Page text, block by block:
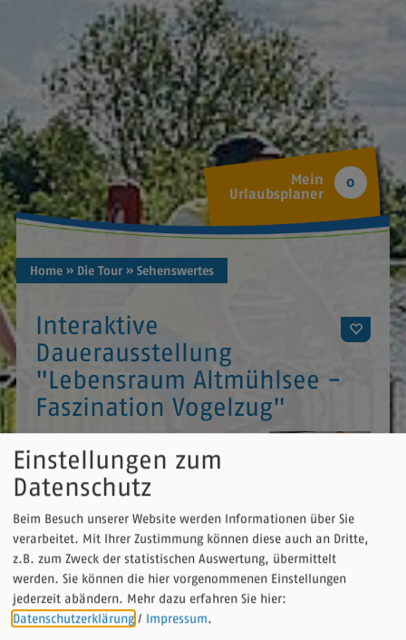
Mein
Urlaubsplaner
0
Home » Die Tour » Sehenswertes
Interaktive
Dauerausstellung
"Lebensraum Altmühlsee -
Faszination Vogelzug"
Entstehung des Altmühlsees, das
Überleitungsprojekt sowie das
Geheimnissen dargestellt. Zahlreiche interaktive
Elemente machen den Besuch zu einem echten
Erlebnis.
Öffnungszeiten
Einstellungen zum
Datenschutz
Beim Besuch unserer Website werden Informationen über Sie
verarbeitet. Mit Ihrer Zustimmung können diese auch an Dritte,
z.B. zum Zweck der statistischen Auswertung, übermittelt
werden. Sie können die hier vorgenommenen Einstellungen
jederzeit abändern. Mehr dazu erfahren Sie hier:
Datenschutzerklärung / Impressum.